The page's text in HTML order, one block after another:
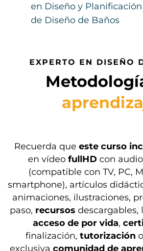
en Diseño y
de Diseño de Baños
EXPERTO EN DISEÑO
Recuerda que este curso
en vídeo fullHDcon
(compatible con TV, PC,
smartphone), artículos
animaciones, ilustraciones,
paso, recursos descargables,
acceso de por vida,
finalización, tutorización
exclusiva comunidad de